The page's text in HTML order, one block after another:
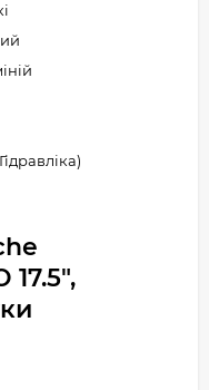
17.5",